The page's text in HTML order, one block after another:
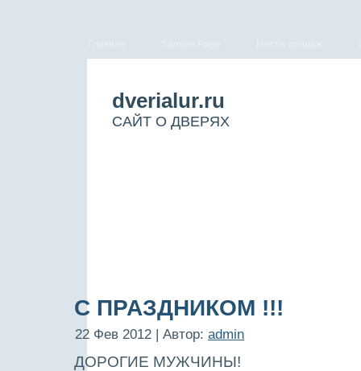
dverialur.ru
САЙТ О ДВЕРЯХ
С ПРАЗДНИКОМ !!!
22 Фев 2012 | Автор: admin
ДОРОГИЕ МУЖЧИНЫ!